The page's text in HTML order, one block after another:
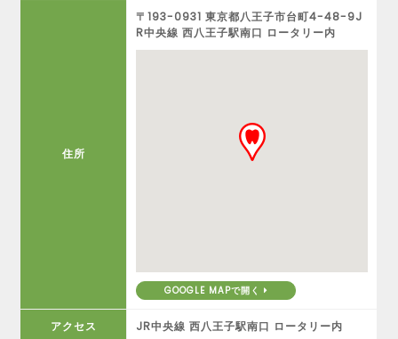
住所
〒193-0931 東京都八王子市台町4-48-9J
R中央線 西八王子駅南口 ロータリー内
GOOGLE MAPで開く
アクセス JR中央線 西八王子駅南口 ロータリー内